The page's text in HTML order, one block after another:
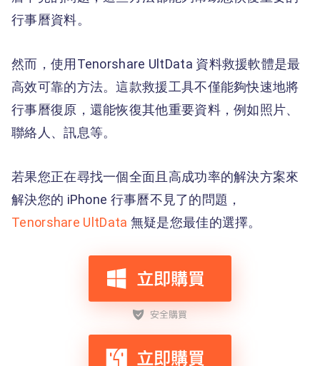
行事曆資料。
然而，使用Tenorshare UltData 資料救援軟體是最
高效可靠的方法。這款救援工具不僅能夠快速地將
行事曆復原，還能恢復其他重要資料，例如照片、
聯絡人、訊息等。
若果您正在尋找一個全面且高成功率的解決方案來
解決您的 iPhone 行事曆不見了的問題，
Tenorshare UltData 無疑是您最佳的選擇。